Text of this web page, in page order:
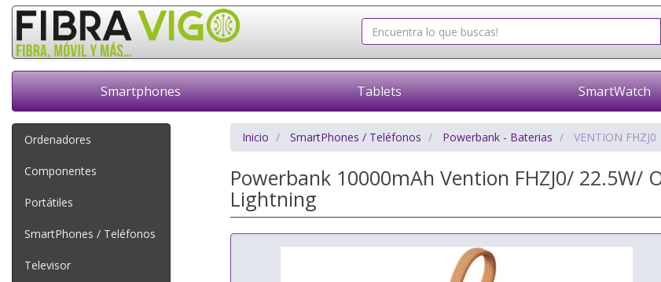
Smartphones Tablets SmartWatch
Ordenadores
Componentes
Portátiles
SmartPhones / Teléfonos
Televisor
Inicio SmartPhones / Teléfonos Powerbank - Baterias VENTION FHZJ0
Powerbank 10000mAh Vention FHZJ0/ 22.5W/
Lightning